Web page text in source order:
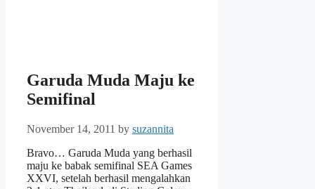
Garuda Muda Maju ke
Semifinal
November 14, 2011 by suzannita
Bravo… Garuda Muda yang berhasil
maju ke babak semifinal SEA Games
XXVI, setelah berhasil mengalahkan